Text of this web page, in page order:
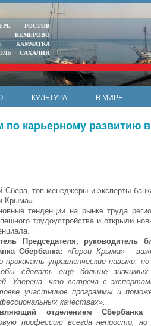
РОСТОВ
КЕМЕРОВО
КАМЧАТКА
САХАЛИН
КУЛЬТУРА В МИРЕ
карьерному развитию
топ-менеджеры и эксперты
Крыма».
тенденции на рынке труда
трудоустройства и открыли
Председателя, руководитель
Сбербанка: «Герои Крыма» -
прокачать управленческие навыки,
сделать ещё больше
Уверена, что встреча с
участников программы и
качествах».
отделением
профессию всегда непросто,